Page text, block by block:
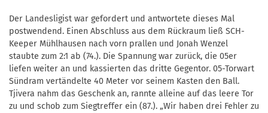
Der Landesligist war gefordert und antwortete dieses Mal
postwendend. Einen Abschluss aus dem Rückraum ließ SCH-
Keeper Mühlhausen nach vorn prallen und Jonah Wenzel
staubte zum 2:1 ab (74.). Die Spannung war zurück, die 05er
liefen weiter an und kassierten das dritte Gegentor. 05-Torwart
Sündram vertändelte 40 Meter vor seinem Kasten den Ball.
Tjivera nahm das Geschenk an, rannte alleine auf das leere Tor
zu und schob zum Siegtreffer ein (87.). „Wir haben drei Fehler zu